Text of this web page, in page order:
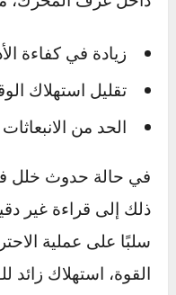
علاقته بضغط الهواء
يُعد حساس التيربو
الهواء والوقود. الضغط
داخل غرف المحرك، مما
زيادة في كفاءة
تقليل استهلاك الوقود.
الحد من الانبعاثات